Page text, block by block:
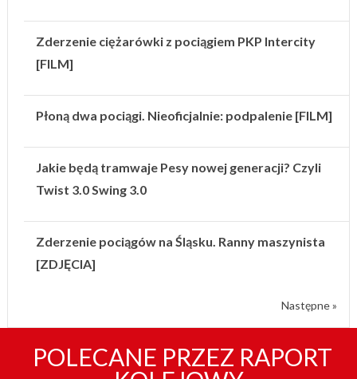
Zderzenie ciężarówki z pociągiem PKP Intercity
[FILM]
Płoną dwa pociągi. Nieoficjalnie: podpalenie [FILM]
Jakie będą tramwaje Pesy nowej generacji? Czyli
Twist 3.0 Swing 3.0
Zderzenie pociągów na Śląsku. Ranny maszynista
[ZDJĘCIA]
Następne »
POLECANE PRZEZ RAPORT